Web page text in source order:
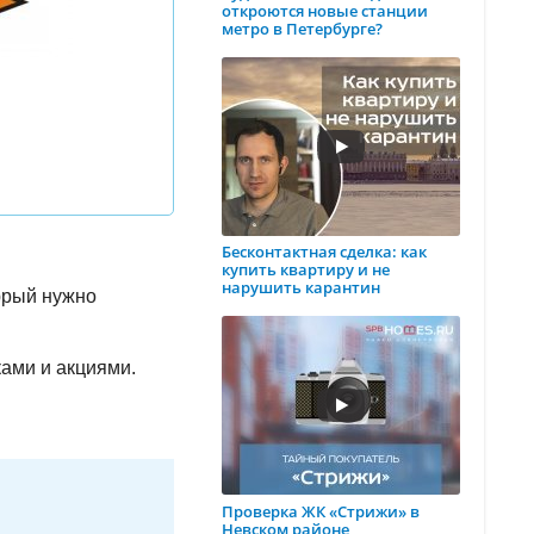
нужно
и акциями.
откроются новые станции
метро в Петербурге?
Бесконтактная сделка: как
купить квартиру и не
нарушить карантин
Проверка ЖК «Стрижи» в
Невском районе